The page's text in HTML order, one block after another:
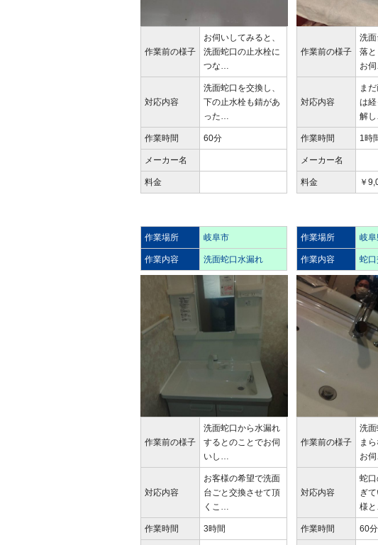
作業前の様子
お伺いしてみると、
洗面蛇口の止水栓に
つな…
対応内容
洗面蛇口を交換し、
下の止水栓も錆があ
った…
作業時間 60分
メーカー名
料金
作業前の様子
洗
落
お
対応内容
ま
は
解
作業時間 1時
メーカー名
料金 ￥
作業場所 岐阜市
作業内容 洗面蛇口水漏れ
作業前の様子
洗面蛇口から水漏れ
するとのことでお伺
いし…
対応内容
お客様の希望で洗面
台ごと交換させて頂
くこ…
作業時間 3時間
作業場所 岐
作業内容 蛇口
作業前の様子
洗
ま
お
対応内容
蛇
ぎ
様
作業時間 60分